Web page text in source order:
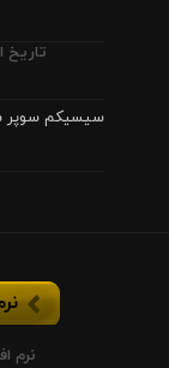
تاریخ
سیسیکم
نرم